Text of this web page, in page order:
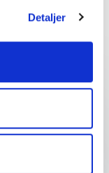
Detaljer